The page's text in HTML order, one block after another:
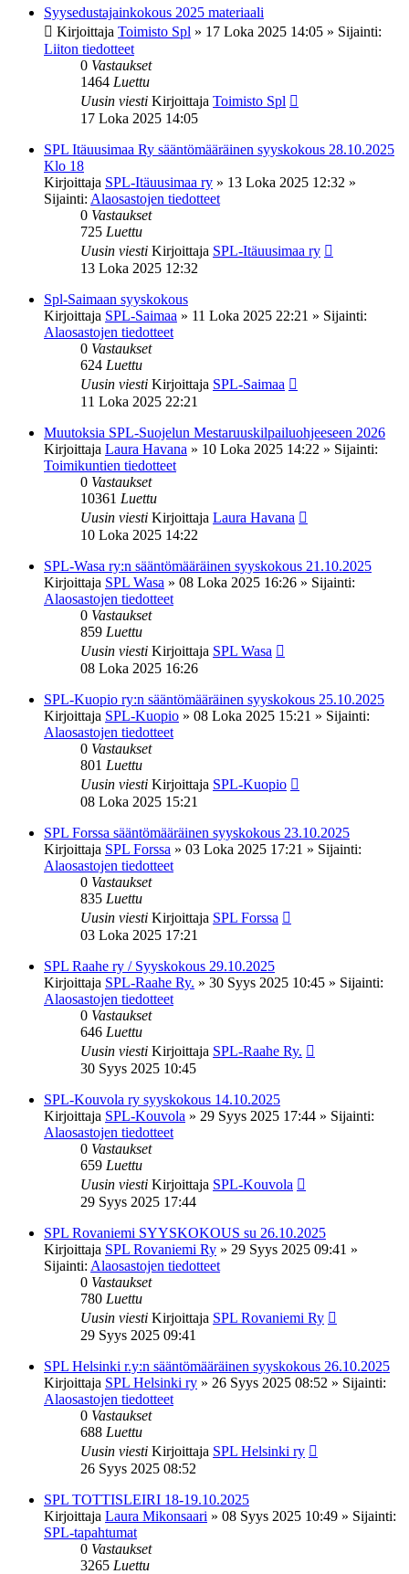
Syysedustajainkokous 2025 materiaali
Kirjoittaja Toimisto Spl » 17 Loka 2025 14:05 » Sijainti:
Liiton tiedotteet
0 Vastaukset
1464 Luettu
Uusin viesti Kirjoittaja Toimisto Spl
17 Loka 2025 14:05
SPL Itäuusimaa Ry sääntömääräinen syyskokous 28.10.2025
Klo 18
Kirjoittaja SPL-Itäuusimaa ry » 13 Loka 2025 12:32 »
Sijainti: Alaosastojen tiedotteet
0 Vastaukset
725 Luettu
Uusin viesti Kirjoittaja SPL-Itäuusimaa ry
13 Loka 2025 12:32
Spl-Saimaan syyskokous
Kirjoittaja SPL-Saimaa » 11 Loka 2025 22:21 » Sijainti:
Alaosastojen tiedotteet
0 Vastaukset
624 Luettu
Uusin viesti Kirjoittaja SPL-Saimaa
11 Loka 2025 22:21
Muutoksia SPL-Suojelun Mestaruuskilpailuohjeeseen 2026
Kirjoittaja Laura Havana » 10 Loka 2025 14:22 » Sijainti:
Toimikuntien tiedotteet
0 Vastaukset
10361 Luettu
Uusin viesti Kirjoittaja Laura Havana
10 Loka 2025 14:22
SPL-Wasa ry:n sääntömääräinen syyskokous 21.10.2025
Kirjoittaja SPL Wasa » 08 Loka 2025 16:26 » Sijainti:
Alaosastojen tiedotteet
0 Vastaukset
859 Luettu
Uusin viesti Kirjoittaja SPL Wasa
08 Loka 2025 16:26
SPL-Kuopio ry:n sääntömääräinen syyskokous 25.10.2025
Kirjoittaja SPL-Kuopio » 08 Loka 2025 15:21 » Sijainti:
Alaosastojen tiedotteet
0 Vastaukset
801 Luettu
Uusin viesti Kirjoittaja SPL-Kuopio
08 Loka 2025 15:21
SPL Forssa sääntömääräinen syyskokous 23.10.2025
Kirjoittaja SPL Forssa » 03 Loka 2025 17:21 » Sijainti:
Alaosastojen tiedotteet
0 Vastaukset
835 Luettu
Uusin viesti Kirjoittaja SPL Forssa
03 Loka 2025 17:21
SPL Raahe ry / Syyskokous 29.10.2025
Kirjoittaja SPL-Raahe Ry. » 30 Syys 2025 10:45 » Sijainti:
Alaosastojen tiedotteet
0 Vastaukset
646 Luettu
Uusin viesti Kirjoittaja SPL-Raahe Ry.
30 Syys 2025 10:45
SPL-Kouvola ry syyskokous 14.10.2025
Kirjoittaja SPL-Kouvola » 29 Syys 2025 17:44 » Sijainti:
Alaosastojen tiedotteet
0 Vastaukset
659 Luettu
Uusin viesti Kirjoittaja SPL-Kouvola
29 Syys 2025 17:44
SPL Rovaniemi SYYSKOKOUS su 26.10.2025
Kirjoittaja SPL Rovaniemi Ry » 29 Syys 2025 09:41 »
Sijainti: Alaosastojen tiedotteet
0 Vastaukset
780 Luettu
Uusin viesti Kirjoittaja SPL Rovaniemi Ry
29 Syys 2025 09:41
SPL Helsinki r.y:n sääntömääräinen syyskokous 26.10.2025
Kirjoittaja SPL Helsinki ry » 26 Syys 2025 08:52 » Sijainti:
Alaosastojen tiedotteet
0 Vastaukset
688 Luettu
Uusin viesti Kirjoittaja SPL Helsinki ry
26 Syys 2025 08:52
SPL TOTTISLEIRI 18-19.10.2025
Kirjoittaja Laura Mikonsaari » 08 Syys 2025 10:49 » Sijainti:
SPL-tapahtumat
0 Vastaukset
3265 Luettu